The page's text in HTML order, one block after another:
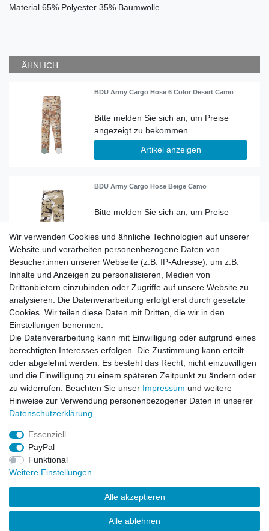
Material 65% Polyester 35% Baumwolle
ÄHNLICH
BDU Army Cargo Hose 6 Color Desert Camo
Artikel anzeigen
BDU Army Cargo Hose Beige Camo
Artikel anzeigen
BDU Army Cargo Hose City Camo
Artikel anzeigen
BDU Army Cargo Hose US-Army-Olive
Daten­schutz­erklärung
Wir verwenden Cookies und ähnliche Technologien auf unserer
Website und verarbeiten personenbezogene Daten von
Besucher:innen unserer Webseite (z.B. IP-Adresse), um z.B.
Inhalte und Anzeigen zu personalisieren, Medien von
Drittanbietern einzubinden oder Zugriffe auf unsere Website zu
analysieren. Die Datenverarbeitung erfolgt erst durch gesetzte
Cookies. Wir teilen diese Daten mit Dritten, die wir in den
Einstellungen benennen.
Die Datenverarbeitung kann mit Einwilligung oder aufgrund eines
berechtigten Interesses erfolgen. Die Zustimmung kann erteilt
oder abgelehnt werden. Es besteht das Recht, nicht einzuwilligen
und die Einwilligung zu einem späteren Zeitpunkt zu ändern oder
zu widerrufen. Beachten Sie unser Impressum und weitere
Hinweise zur Verwendung personenbezogener Daten in unserer
Daten­schutz­erklärung
Essenziell
PayPal
Funktional
Weitere Einstellungen
Alle akzeptieren
Alle ablehnen